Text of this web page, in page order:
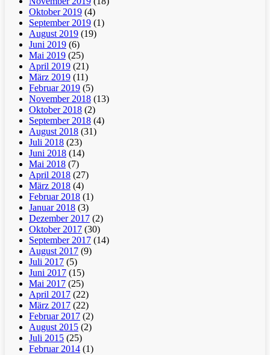
Oktober 2019 (4)
September 2019 (1)
August 2019 (19)
Juni 2019 (6)
Mai 2019 (25)
April 2019 (21)
März 2019 (11)
Februar 2019 (5)
November 2018 (13)
Oktober 2018 (2)
September 2018 (4)
August 2018 (31)
Juli 2018 (23)
Juni 2018 (14)
Mai 2018 (7)
April 2018 (27)
März 2018 (4)
Februar 2018 (1)
Januar 2018 (3)
Dezember 2017 (2)
Oktober 2017 (30)
September 2017 (14)
August 2017 (9)
Juli 2017 (5)
Juni 2017 (15)
Mai 2017 (25)
April 2017 (22)
März 2017 (22)
Februar 2017 (2)
August 2015 (2)
Juli 2015 (25)
Februar 2014 (1)